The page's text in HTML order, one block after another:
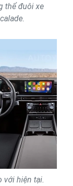
thể đuôi xe
với hiện tại.